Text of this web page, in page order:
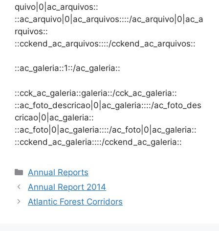
quivo|0|ac_arquivos::
::ac_arquivo|0|ac_arquivos::::/ac_arquivo|0|ac_a
rquivos::
::cckend_ac_arquivos::::/cckend_ac_arquivos::
::ac_galeria::1::/ac_galeria::
::cck_ac_galeria::galeria::/cck_ac_galeria::
::ac_foto_descricao|0|ac_galeria::::/ac_foto_des
cricao|0|ac_galeria::
::ac_foto|0|ac_galeria::::/ac_foto|0|ac_galeria::
::cckend_ac_galeria::::/cckend_ac_galeria::
Annual Reports
Annual Report 2014
Atlantic Forest Corridors